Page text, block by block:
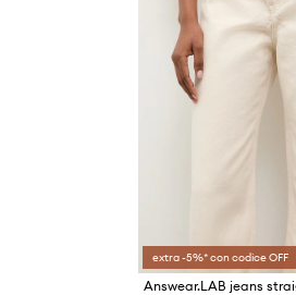
extra -5%* con codice OFF
Answear.LAB jeans